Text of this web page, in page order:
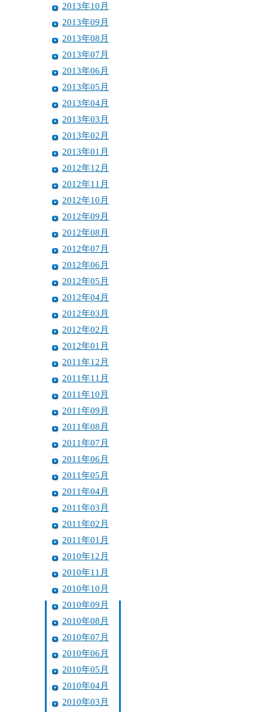
2013年10月
2013年09月
2013年08月
2013年07月
2013年06月
2013年05月
2013年04月
2013年03月
2013年02月
2013年01月
2012年12月
2012年11月
2012年10月
2012年09月
2012年08月
2012年07月
2012年06月
2012年05月
2012年04月
2012年03月
2012年02月
2012年01月
2011年12月
2011年11月
2011年10月
2011年09月
2011年08月
2011年07月
2011年06月
2011年05月
2011年04月
2011年03月
2011年02月
2011年01月
2010年12月
2010年11月
2010年10月
2010年09月
2010年08月
2010年07月
2010年06月
2010年05月
2010年04月
2010年03月